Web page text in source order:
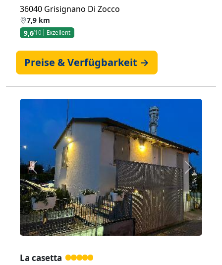
36040 Grisignano Di Zocco
7,9 km
9,6/10 Exzellent
Preise & Verfügbarkeit →
Zurück Weiter
La casetta